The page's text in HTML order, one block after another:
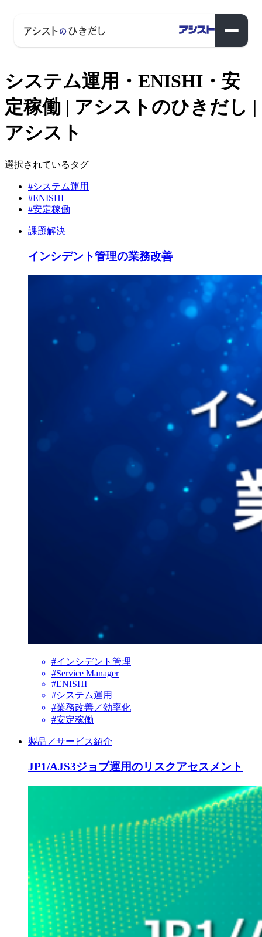
システム運用・ENISHI・安
定稼働 | アシストのひきだし |
アシスト
選択されているタグ
#システム運用
#ENISHI
#安定稼働
課題解決
インシデント管理の業務改善
#インシデント管理
#Service Manager
#ENISHI
#システム運用
#業務改善／効率化
#安定稼働
製品／サービス紹介
JP1/AJS3ジョブ運用のリスクアセスメント